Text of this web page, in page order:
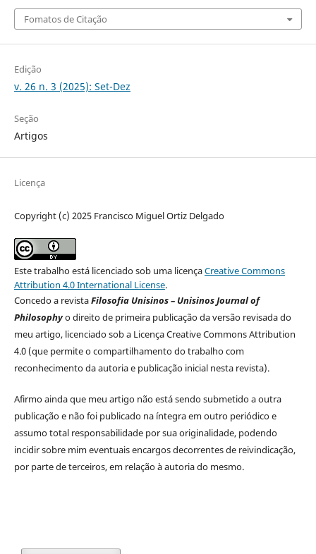
Fomatos de Citação
Edição
v. 26 n. 3 (2025): Set-Dez
Seção
Artigos
Licença
Copyright (c) 2025 Francisco Miguel Ortiz Delgado
Este trabalho está licenciado sob uma licençaCreative Commons
Attribution 4.0 International License.
Concedo a revistaFilosofia Unisinos – Unisinos Journal of
Philosophyo direito de primeira publicação da versão revisada do
meu artigo, licenciado sob a Licença Creative Commons Attribution
4.0 (que permite o compartilhamento do trabalho com
reconhecimento da autoria e publicação inicial nesta revista).
Afirmo ainda que meu artigo não está sendo submetido a outra
publicação e não foi publicado na íntegra em outro periódico e
assumo total responsabilidade por sua originalidade, podendo
incidir sobre mim eventuais encargos decorrentes de reivindicação,
por parte de terceiros, em relação à autoria do mesmo.